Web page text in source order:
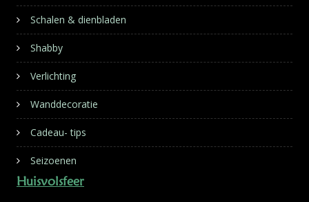
Schalen & dienbladen
Shabby
Verlichting
Wanddecoratie
Cadeau- tips
Seizoenen
Huisvolsfeer